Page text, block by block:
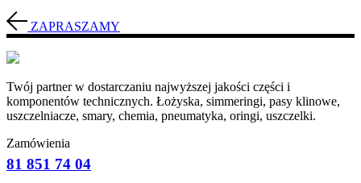
ZAPRASZAMY
Twój partner w dostarczaniu najwyższej jakości części i
komponentów technicznych. Łożyska, simmeringi, pasy klinowe,
uszczelniacze, smary, chemia, pneumatyka, oringi, uszczelki.
Zamówienia
81 851 74 04